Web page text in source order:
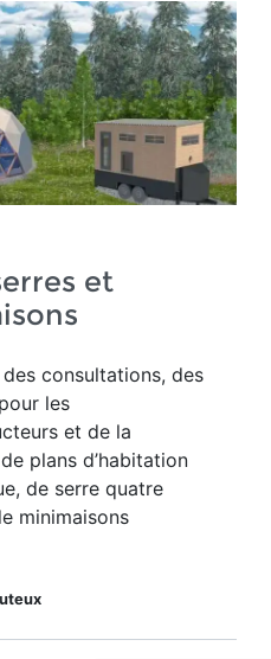
et
consultations, des
les
et de la
plans d’habitation
de serre quatre
minimaisons